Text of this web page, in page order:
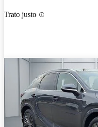
Trato justo